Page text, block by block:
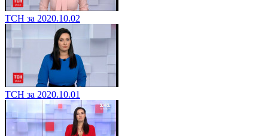
ТСН за 2020.10.02
ТСН за 2020.10.01